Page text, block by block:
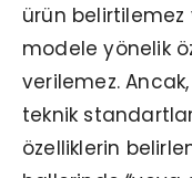
ürün
modele yönelik
verilemez.
teknik
özelliklerin